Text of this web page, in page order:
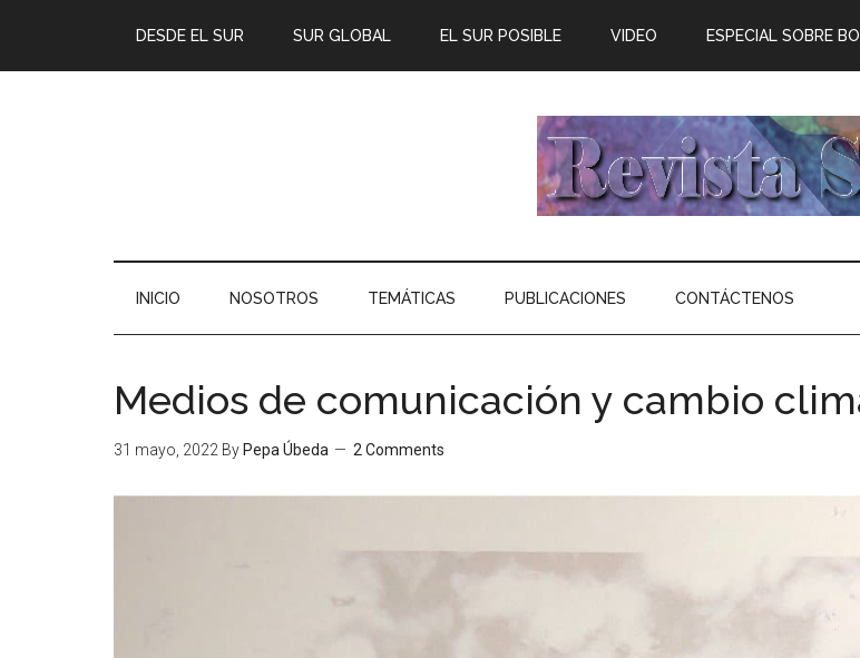
DESDE EL SUR SUR GLOBAL EL SUR POSIBLE VIDEO ESPECIAL SOBRE
INICIO NOSOTROS TEMÁTICAS PUBLICACIONES CONTÁCTENOS
Medios de comunicación y cambio
31 mayo, 2022 By Pepa Úbeda 2 Comments